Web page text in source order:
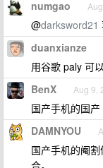
numgao
@darksword21
duanxianze
用谷歌 paly 可以
BenX Aug 9,
国产手机的国
DAMNYOU
国产手机的阉